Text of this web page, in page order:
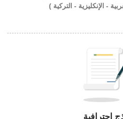
- الإنكليزية - التركية )
احترافية